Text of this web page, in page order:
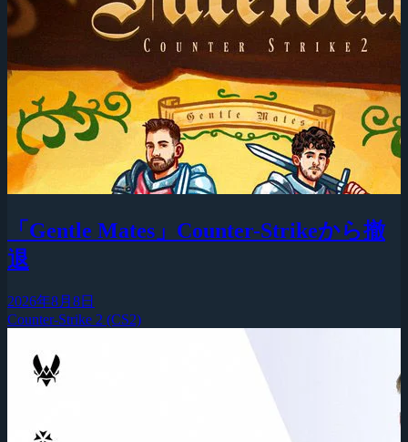
「Gentle Mates」Counter-Strikeから撤
退
2026年8月8日
Counter-Strike 2 (CS2)